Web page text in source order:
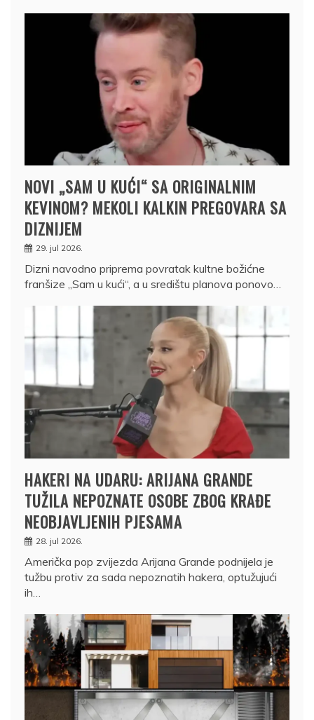
NOVI „SAM U KUĆI“ SA ORIGINALNIM
KEVINOM? MEKOLI KALKIN PREGOVARA SA
DIZNIJEM
29. jul 2026.
Dizni navodno priprema povratak kultne božićne
franšize „Sam u kući“, a u središtu planova ponovo…
HAKERI NA UDARU: ARIJANA GRANDE
TUŽILA NEPOZNATE OSOBE ZBOG KRAĐE
NEOBJAVLJENIH PJESAMA
28. jul 2026.
Američka pop zvijezda Arijana Grande podnijela je
tužbu protiv za sada nepoznatih hakera, optužujući
ih…